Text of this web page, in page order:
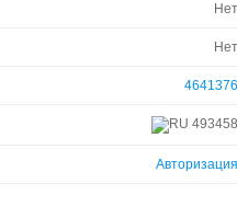
Нет
Нет
4641376
493458
Авторизация